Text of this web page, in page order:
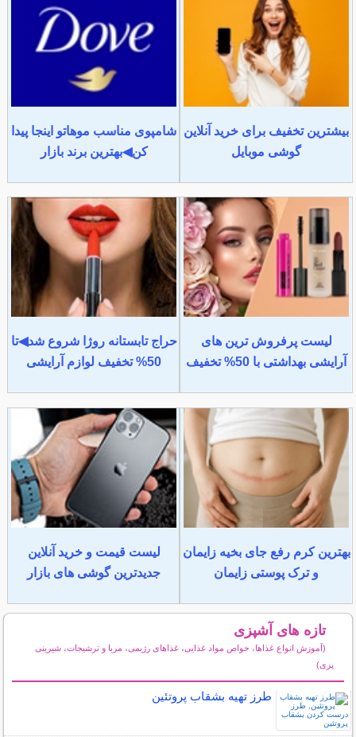
بیشترین تخفیف برای خرید آنلاین
گوشی موبایل
شامپوی مناسب موهاتو اینجا پیدا
کن◀بهترین برند بازار
لیست پرفروش ترین های
آرایشی بهداشتی با 50% تخفیف
حراج تابستانه روژا شروع شد◀تا
50% تخفیف لوازم آرایشی
بهترین کرم رفع جای بخیه زایمان
و ترک پوستی زایمان
لیست قیمت و خرید آنلاین
جدیدترین گوشی های بازار
تازه های آشپزی
(آموزش انواع غذاها، خواص مواد غذایی، غذاهای رژیمی، مربا و ترشیجات، شیرینی
پزی)
طرز تهیه بشقاب پروتئین